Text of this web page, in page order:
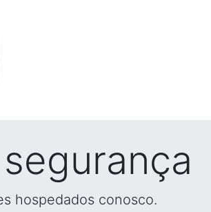
hospedados conosco.